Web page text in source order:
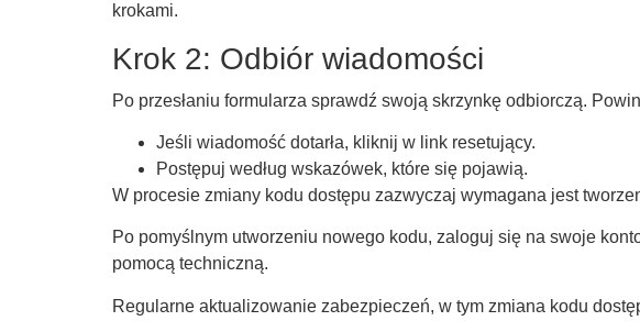
krokami.
Krok 2: Odbiór wiadomości
Po przesłaniu formularza sprawdź swoją skrzynkę odbiorczą.
Jeśli wiadomość dotarła, kliknij w link resetujący.
Postępuj według wskazówek, które się pojawią.
W procesie zmiany kodu dostępu zazwyczaj wymagana jest
Po pomyślnym utworzeniu nowego kodu, zaloguj się na swoje
pomocą techniczną.
Regularne aktualizowanie zabezpieczeń, w tym zmiana kodu